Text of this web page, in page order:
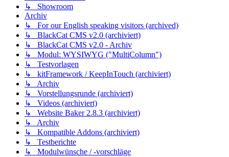
↳ Showroom
Archiv
↳ For our English speaking visitors (archived)
↳ BlackCat CMS v2.0 (archiviert)
↳ BlackCat CMS v2.0 - Archiv
↳ Modul: WYSIWYG ("MultiColumn")
↳ Testvorlagen
↳ kitFramework / KeepInTouch (archiviert)
↳ Archiv
↳ Vorstellungsrunde (archiviert)
↳ Videos (archiviert)
↳ Website Baker 2.8.3 (archiviert)
↳ Archiv
↳ Kompatible Addons (archiviert)
↳ Testberichte
↳ Modulwünsche / -vorschläge